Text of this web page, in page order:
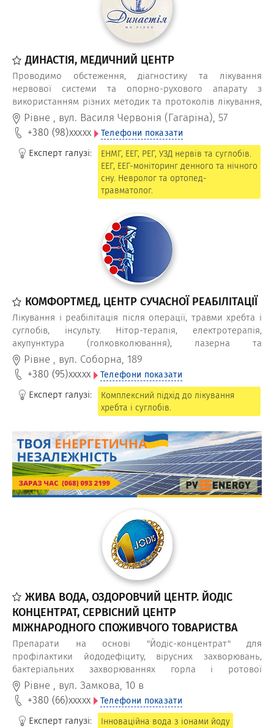
ДИНАСТІЯ, МЕДИЧНИЙ ЦЕНТР
Проводимо обстеження, діагностику та лікування
нервової системи та опорно-рухового апарату з
використанням різних методик та протоколів лікування,
в тому числі, проводимо лікувальні блокади
внутрішньосуглобові, паравертебральні, блокади
гіалуроновою кислотою, спортивна реабілітація тощо.
Рівне , вул. Василя Червонія (Гагаріна), 57
+380 (98)xxxxx Телефони показати
Експерт галузі:
ЕНМГ, ЕЕГ, РЕГ, УЗД нервів та суглобів.
ЕЕГ, ЕЕГ-моніторинг денного та нічного
сну. Невролог та ортопед-
травматолог.
КОМФОРТМЕД, ЦЕНТР СУЧАСНОЇ РЕАБІЛІТАЦІЇ
Лікування і реабілітація після операції, травми хребта і
суглобів, інсульту. Нітор-терапія, електротерапія,
акупунктура (голковколювання), лазерна та
ультразвукова терапія, фізіотерапевт та масажист для
зняття болю, набряків, відновлення функцій хребта і
суглобів.
Рівне , вул. Соборна, 189
+380 (95)xxxxx Телефони показати
Експерт галузі:
Комплексний підхід до лікування
хребта і суглобів.
ЖИВА ВОДА, ОЗДОРОВЧИЙ ЦЕНТР. ЙОДІС
КОНЦЕНТРАТ, СЕРВІСНИЙ ЦЕНТР
МІЖНАРОДНОГО СПОЖИВЧОГО ТОВАРИСТВА
Препарати на основі "Йодіс-концентрат" для
профілактики йододефіциту, вірусних захворювань,
бактеріальних захворюваннях горла і ротової
порожнини, нестачі селену, для підтримання чоловічого і
жіночого здоров’я, підвищенню імунітету та обміну
речовин знайдете у сервісному центрі "Йодіс-
концентрат".
Рівне , вул. Замкова, 10 в
+380 (66)xxxxx Телефони показати
Експерт галузі:
Інноваційна вода з іонами йоду